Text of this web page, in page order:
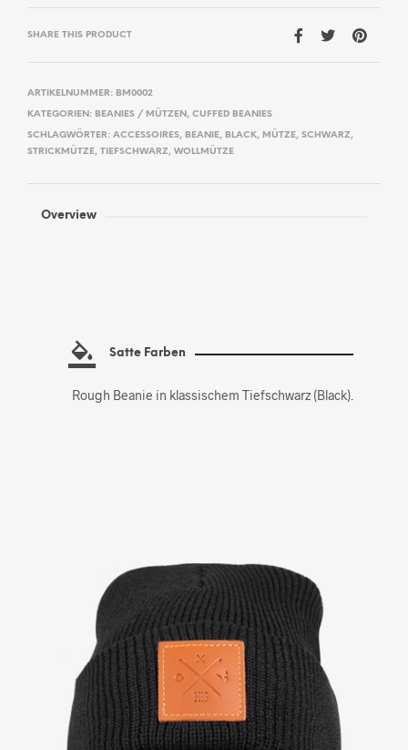
SHARE THIS PRODUCT
ARTIKELNUMMER: BM0002
KATEGORIEN: BEANIES / MÜTZEN , CUFFED BEANIES
SCHLAGWÖRTER: ACCESSOIRES, BEANIE, BLACK, MÜTZE, SCHWARZ,
STRICKMÜTZE, TIEFSCHWARZ, WOLLMÜTZE
Overview
Satte Farben
Rough Beanie in klassischem Tiefschwarz (Black).